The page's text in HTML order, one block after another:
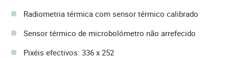
Radiometria térmica com sensor térmico calibrado
Sensor térmico de microbolómetro não arrefecido
Pixéis efectivos: 336 x 252